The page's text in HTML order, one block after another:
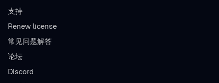
支持
Renew license
常见问题解答
论坛
Discord